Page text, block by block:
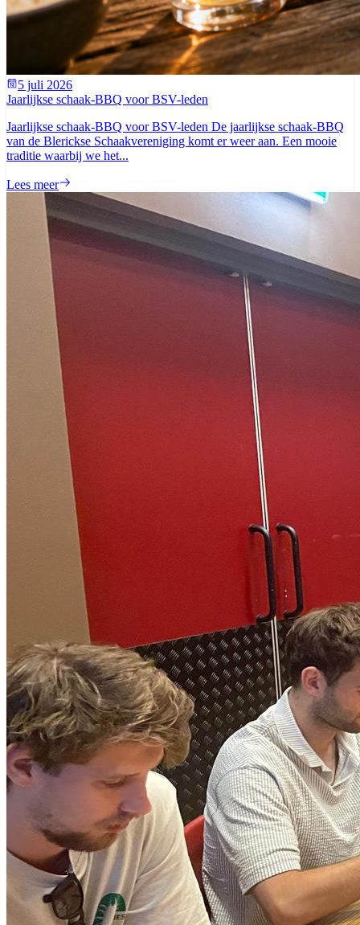
5 juli 2026
Jaarlijkse schaak-BBQ voor BSV-leden
Jaarlijkse schaak-BBQ voor BSV-leden De jaarlijkse schaak-BBQ
van de Blerickse Schaakvereniging komt er weer aan. Een mooie
traditie waarbij we het...
Lees meer